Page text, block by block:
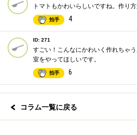
トマトもかわいらしいですね。作り
拍手 4
ID: 271
すごい！こんなにかわいく作れちゃ
室をやってほしいです。
拍手 6
コラム一覧に戻る